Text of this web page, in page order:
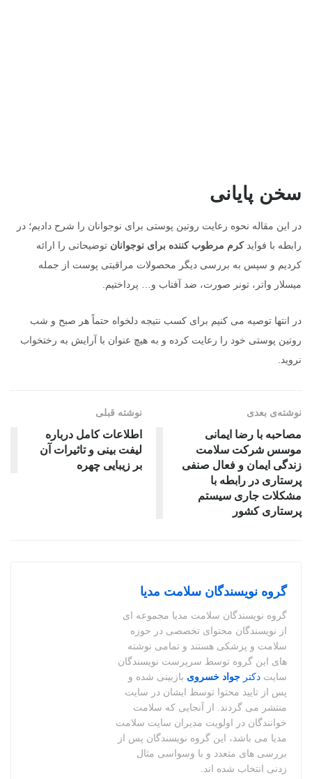
سخن پایانی
در این مقاله نحوه رعایت روتین پوستی برای نوجوانان را شرح دادیم؛ در
رابطه با فوایدکرم مرطوب کننده برای نوجوانان توضیحاتی را ارائه
کردیم و سپس به بررسی دیگر محصولات مراقبتی پوست از جمله
میسلار واتر، تونر صورت، ضد آفتاب و… پرداختیم.
در انتها توصیه می کنیم برای کسب نتیجه دلخواه حتماً هر صبح و شب
روتین پوستی خود را رعایت کرده و به هیچ عنوان با آرایش به رختخواب
نروید.
نوشته قبلی
اطلاعات کامل درباره
لیفت بینی و تاثیرات آن
بر زیبایی چهره
نوشته‌ی بعدی
مصاحبه با رضا ایمانی
موسس شرکت سلامت
زندگی ایمان و فعال صنفی
پرستاری در رابطه با
مشکلات جاری سیستم
پرستاری کشور
گروه نویسندگان سلامت مدیا
گروه نویسندگان سلامت مدیا مجموعه ای
از نویسندگان محتوای تخصصی در حوزه
سلامت و پزشکی هستند و تمامی نوشته
های این گروه توسط سرپرست نویسندگان
سایت دکتر جواد خسروی بازبینی شده و
پس از تایید محتوا توسط ایشان در سایت
منتشر می گردند. از آنجایی که سلامت
خوانندگان در اولویت مدیران سایت سلامت
مدیا می باشد، این گروه نویسندگان پس از
بررسی های متعدد و با وسواسی مثال
زدنی انتخاب شده اند.